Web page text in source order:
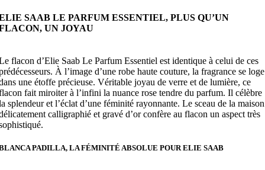
SAAB LE PARFUM ESSENTIEL, PLUS QU’UN
UN JOYAU
flacon d’Elie Saab Le Parfum Essentiel est identique à celui de ces
À l’image d’une robe haute couture, la fragrance se loge
une étoffe précieuse. Véritable joyau de verre et de lumière, ce
fait miroiter à l’infini la nuance rose tendre du parfum. Il célèbre
splendeur et l’éclat d’une féminité rayonnante. Le sceau de la maison
calligraphié et gravé d’or confère au flacon un aspect très
PADILLA, LA FÉMINITÉ ABSOLUE POUR ELIE SAAB